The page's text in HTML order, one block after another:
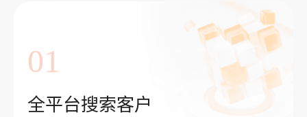
01
全平台搜索客户